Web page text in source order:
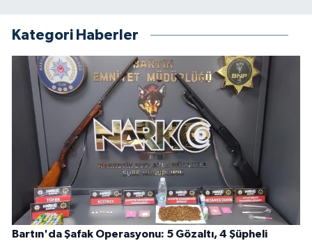
Kategori Haberler
Bartın'da Şafak Operasyonu: 5 Gözaltı, 4 Şüpheli